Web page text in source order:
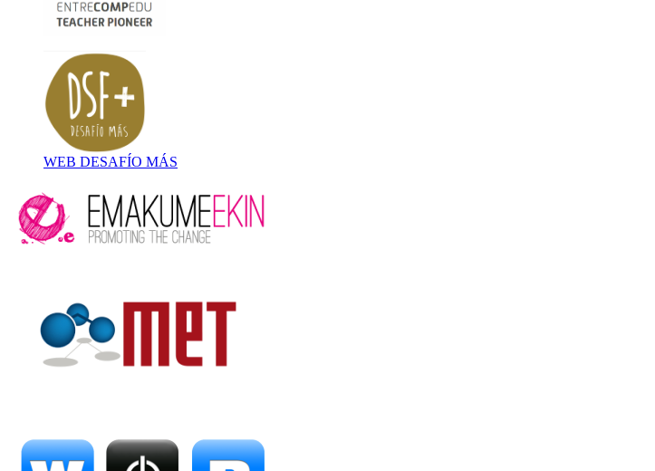
WEB DESAFÍO MÁS